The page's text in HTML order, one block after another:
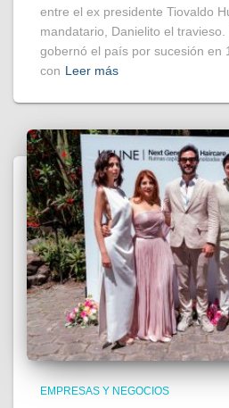
entre el ex presidente Tiovaldo
mandatario, Danielito el
gobernó el país por sucesión en
con Leer más
EMPRESAS Y NEGOCIOS